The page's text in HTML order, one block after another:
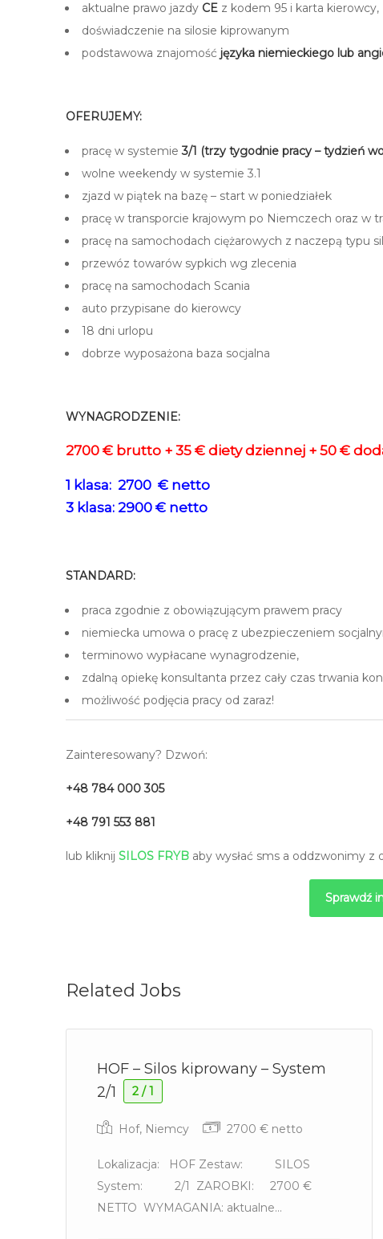
aktualne prawo jazdy CE z kodem 95 i karta kierowcy,
doświadczenie na silosie kiprowanym
podstawowa znajomość języka niemieckiego lub
OFERUJEMY:
pracę w systemie 3/1 (trzy tygodnie pracy – tydzień
wolne weekendy w systemie 3.1
zjazd w piątek na bazę – start w poniedziałek
pracę w transporcie krajowym po Niemczech oraz w
pracę na samochodach ciężarowych z naczepą typu
przewóz towarów sypkich wg zlecenia
pracę na samochodach Scania
auto przypisane do kierowcy
18 dni urlopu
dobrze wyposażona baza socjalna
WYNAGRODZENIE:
2700 € brutto + 35 € diety dziennej + 50 €
1 klasa: 2700 € netto
3 klasa: 2900 € netto
STANDARD:
praca zgodnie z obowiązującym prawem pracy
niemiecka umowa o pracę z ubezpieczeniem
terminowo wypłacane wynagrodzenie,
zdalną opiekę konsultanta przez cały czas trwania
możliwość podjęcia pracy od zaraz!
Zainteresowany? Dzwoń:
+48 784 000 305
+48 791 553 881
lub kliknij SILOS FRYB aby wysłać sms a oddzwonimy z
Sprawdź
Related Jobs
HOF – Silos kiprowany – System
2/1
2 / 1
Hof, Niemcy 2700 € netto
Lokalizacja: HOF Zestaw: SILOS
System: 2/1 ZAROBKI: 2700 €
NETTO WYMAGANIA: aktualne...